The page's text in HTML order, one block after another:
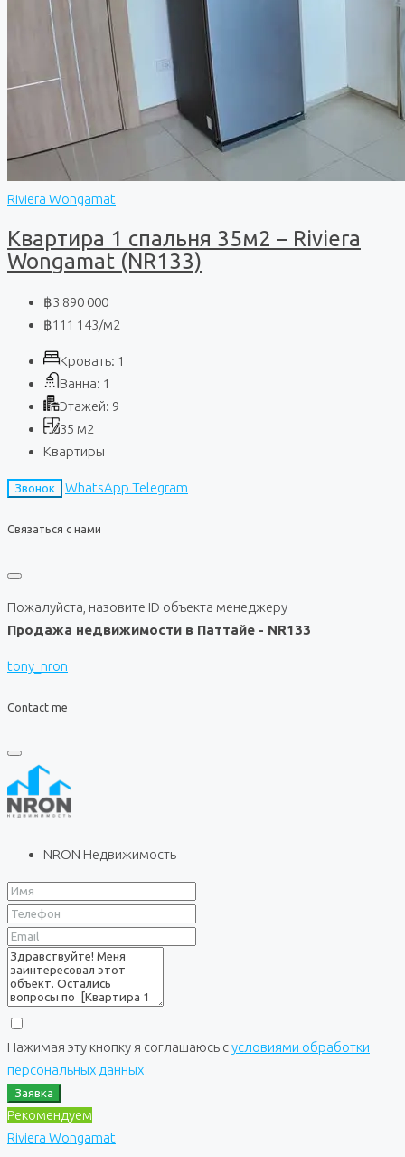
Riviera Wongamat
Квартира 1 спальня 35м2 – Riviera
Wongamat (NR133)
฿3 890 000
฿111 143/м2
Кровать: 1
Ванна: 1
Этажей: 9
35 м2
Квартиры
Звонок WhatsApp Telegram
Связаться с нами
Пожалуйста, назовите ID объекта менеджеру
Продажа недвижимости в Паттайе - NR133
tony_nron
Contact me
NRON Недвижимость
Нажимая эту кнопку я соглашаюсь сусловиями обработки
персональных данных
Заявка
Рекомендуем
Riviera Wongamat